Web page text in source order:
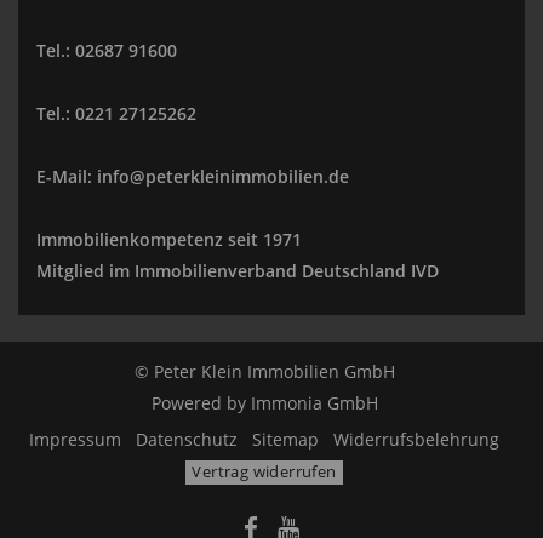
Tel.: 02687 91600
Tel.: 0221 27125262
E-Mail: info@peterkleinimmobilien.de
Immobilienkompetenz seit 1971
Mitglied im Immobilienverband Deutschland IVD
© Peter Klein Immobilien GmbH
Powered by Immonia GmbH
Impressum
Datenschutz Sitemap Widerrufsbelehrung
Vertrag widerrufen